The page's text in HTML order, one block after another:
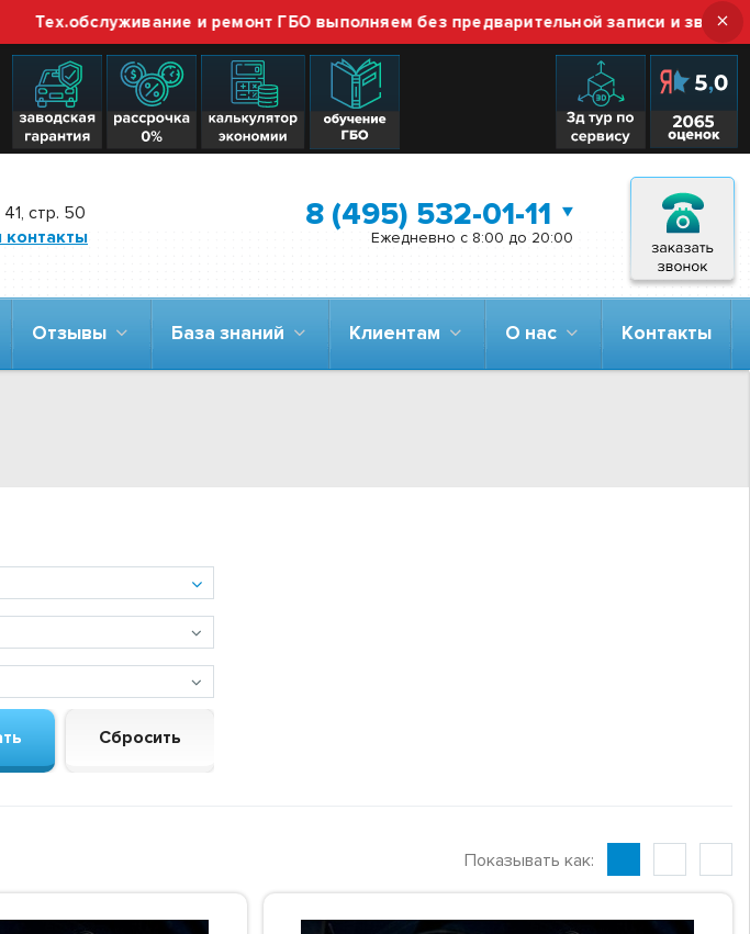
и ремонт ГБО выполняем без предварительной записи и звонка — просто
×
стр. 50
контакты
8 (495) 532-01-11
Ежедневно с 8:00 до 20:00
Отзывы База знаний Клиентам О нас Контакты
Показывать как: